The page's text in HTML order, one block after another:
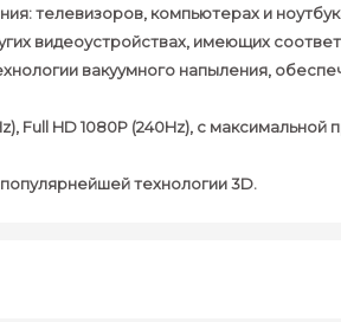
телевизоров, компьютерах и
видеоустройствах, имеющих
вакуумного напыления,
HD 1080P (240Hz), с
технологии 3D.